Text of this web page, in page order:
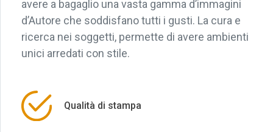
avere a bagaglio una vasta gamma d’immagini
d’Autore che soddisfano tutti i gusti. La cura e
ricerca nei soggetti, permette di avere ambienti
unici arredati con stile.
Qualità di stampa